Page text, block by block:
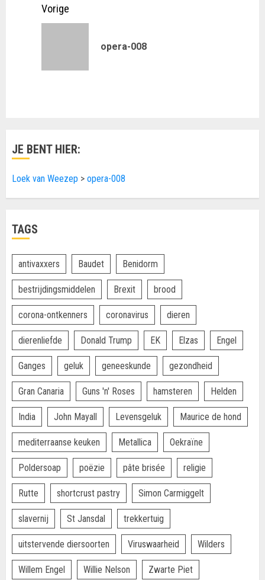
Doorgaan
Vorige
opera-008
JE BENT HIER:
Loek van Weezep > opera-008
TAGS
antivaxxers Baudet Benidorm
bestrijdingsmiddelen Brexit brood
corona-ontkenners coronavirus dieren
dierenliefde Donald Trump EK Elzas Engel
Ganges geluk geneeskunde gezondheid
Gran Canaria Guns 'n' Roses hamsteren Helden
India John Mayall Levensgeluk Maurice de hond
mediterraanse keuken Metallica Oekraïne
Poldersoap poëzie pâte brisée religie
Rutte shortcrust pastry Simon Carmiggelt
slavernij St Jansdal trekkertuig
uitstervende diersoorten Viruswaarheid Wilders
Willem Engel Willie Nelson Zwarte Piet